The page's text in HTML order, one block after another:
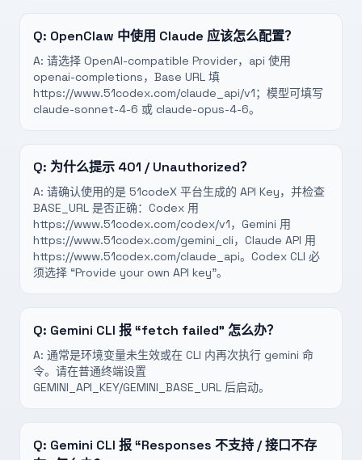
Q: OpenClaw 中使用 Claude 应该怎么配置？
A: 请选择 OpenAI-compatible Provider，api 使用
openai-completions，Base URL 填
https://www.51codex.com/claude_api/v1；模型可填写
claude-sonnet-4-6 或 claude-opus-4-6。
Q: 为什么提示 401 / Unauthorized？
A: 请确认使用的是 51codeX 平台生成的 API Key，并检查
BASE_URL 是否正确：Codex 用
https://www.51codex.com/codex/v1，Gemini 用
https://www.51codex.com/gemini_cli，Claude API 用
https://www.51codex.com/claude_api。Codex CLI 必
须选择 “Provide your own API key”。
Q: Gemini CLI 报 “fetch failed” 怎么办？
A: 通常是环境变量未生效或在 CLI 内再次执行 gemini 命
令。请在普通终端设置
GEMINI_API_KEY/GEMINI_BASE_URL 后启动。
Q: Gemini CLI 报 “Responses 不支持 / 接口不存